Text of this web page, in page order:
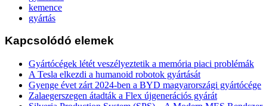
kemence
gyártás
Kapcsolódó elemek
Gyártócégek létét veszélyeztetik a memória piaci problémák
A Tesla elkezdi a humanoid robotok gyártását
Gyenge évet zárt 2024-ben a BYD magyarországi gyártócége
Zalaegerszegen átadták a Flex újgenerációs gyárát